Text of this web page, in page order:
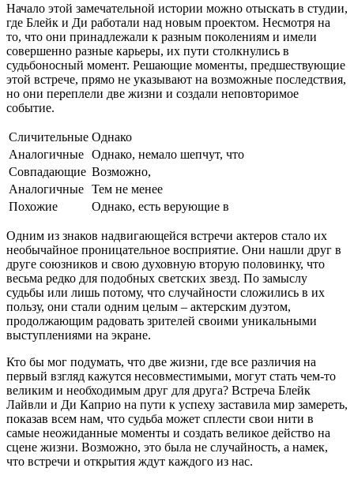
Начало этой замечательной истории можно отыскать в студии,
где Блейк и Ди работали над новым проектом. Несмотря на
то, что они принадлежали к разным поколениям и имели
совершенно разные карьеры, их пути столкнулись в
судьбоносный момент. Решающие моменты, предшествующие
этой встрече, прямо не указывают на возможные последствия,
но они переплели две жизни и создали неповторимое
событие.
Сличительные Однако
Аналогичные Однако, немало шепчут, что
Совпадающие Возможно,
Аналогичные Тем не менее
Похожие
Однако, есть верующие в
Одним из знаков надвигающейся встречи актеров стало их
необычайное проницательное восприятие. Они нашли друг в
друге союзников и свою духовную вторую половинку, что
весьма редко для подобных светских звезд. По замыслу
судьбы или лишь потому, что случайности сложились в их
пользу, они стали одним целым – актерским дуэтом,
продолжающим радовать зрителей своими уникальными
выступлениями на экране.
Кто бы мог подумать, что две жизни, где все различия на
первый взгляд кажутся несовместимыми, могут стать чем-то
великим и необходимым друг для друга? Встреча Блейк
Лайвли и Ди Каприо на пути к успеху заставила мир замереть,
показав всем нам, что судьба может сплести свои нити в
самые неожиданные моменты и создать великое действо на
сцене жизни. Возможно, это была не случайность, а намек,
что встречи и открытия ждут каждого из нас.